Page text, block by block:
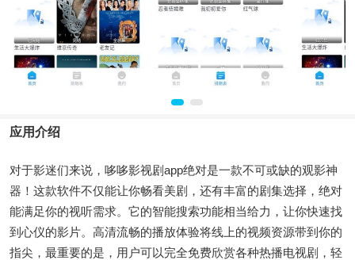
应用介绍
对于影迷们来说，哆哆影视剧app绝对是一款不可或缺的观影神
器！这款软件不仅能让你畅看美剧，还有丰富的剧集选择，绝对
能满足你的视听需求。它的智能搜索功能相当给力，让你快速找
到心仪的影片。高清流畅的播放体验将线上的视频资源带到你的
指尖，最重要的是，用户可以完全免费欣赏各种热播电视剧，轻